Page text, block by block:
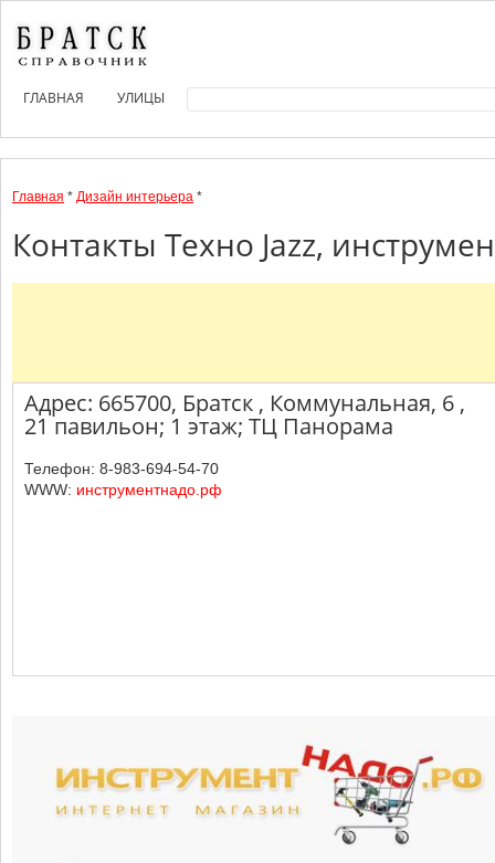
ГЛАВНАЯ УЛИЦЫ
Главная * Дизайн интерьера *
Контакты Техно Jazz,
Адрес: 665700, Братск , Коммунальная, 6 ,
21 павильон; 1 этаж; ТЦ Панорама
Телефон: 8-983-694-54-70
WWW: инструментнадо.рф